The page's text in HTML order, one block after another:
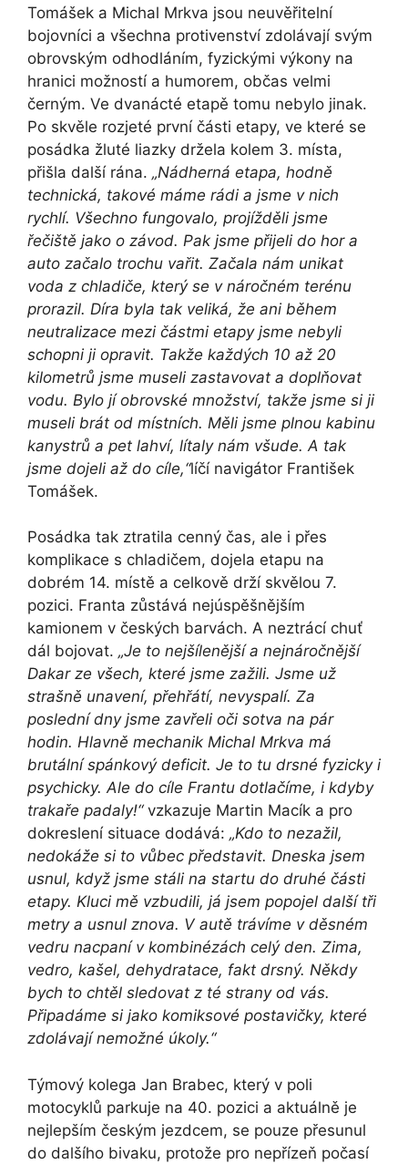
Tomášek a Michal Mrkva jsou neuvěřitelní
bojovníci a všechna protivenství zdolávají svým
obrovským odhodláním, fyzickými výkony na
hranici možností a humorem, občas velmi
černým. Ve dvanácté etapě tomu nebylo jinak.
Po skvěle rozjeté první části etapy, ve které se
posádka žluté liazky držela kolem 3. místa,
přišla další rána. „Nádherná etapa, hodně
technická, takové máme rádi a jsme v nich
rychlí. Všechno fungovalo, projížděli jsme
řečiště jako o závod. Pak jsme přijeli do hor a
auto začalo trochu vařit. Začala nám unikat
voda z chladiče, který se v náročném terénu
prorazil. Díra byla tak veliká, že ani během
neutralizace mezi částmi etapy jsme nebyli
schopni ji opravit. Takže každých 10 až 20
kilometrů jsme museli zastavovat a doplňovat
vodu. Bylo jí obrovské množství, takže jsme si ji
museli brát od místních. Měli jsme plnou kabinu
kanystrů a pet lahví, lítaly nám všude. A tak
jsme dojeli až do cíle,“líčí navigátor František
Tomášek.
Posádka tak ztratila cenný čas, ale i přes
komplikace s chladičem, dojela etapu na
dobrém 14. místě a celkově drží skvělou 7.
pozici. Franta zůstává nejúspěšnějším
kamionem v českých barvách. A neztrácí chuť
dál bojovat. „Je to nejšílenější a nejnáročnější
Dakar ze všech, které jsme zažili. Jsme už
strašně unavení, přehřátí, nevyspalí. Za
poslední dny jsme zavřeli oči sotva na pár
hodin. Hlavně mechanik Michal Mrkva má
brutální spánkový deficit. Je to tu drsné fyzicky i
psychicky. Ale do cíle Frantu dotlačíme, i kdyby
trakaře padaly!“vzkazuje Martin Macík a pro
dokreslení situace dodává: „Kdo to nezažil,
nedokáže si to vůbec představit. Dneska jsem
usnul, když jsme stáli na startu do druhé části
etapy. Kluci mě vzbudili, já jsem popojel další tři
metry a usnul znova. V autě trávíme v děsném
vedru nacpaní v kombinézách celý den. Zima,
vedro, kašel, dehydratace, fakt drsný. Někdy
bych to chtěl sledovat z té strany od vás.
Připadáme si jako komiksové postavičky, které
zdolávají nemožné úkoly.“
Týmový kolega Jan Brabec, který v poli
motocyklů parkuje na 40. pozici a aktuálně je
nejlepším českým jezdcem, se pouze přesunul
do dalšího bivaku, protože pro nepřízeň počasí